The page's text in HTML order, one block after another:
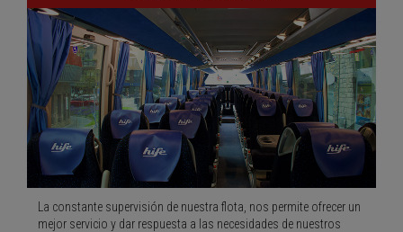
La constante supervisión de nuestra flota, nos permite ofrecer un
mejor servicio y dar respuesta a las necesidades de nuestros